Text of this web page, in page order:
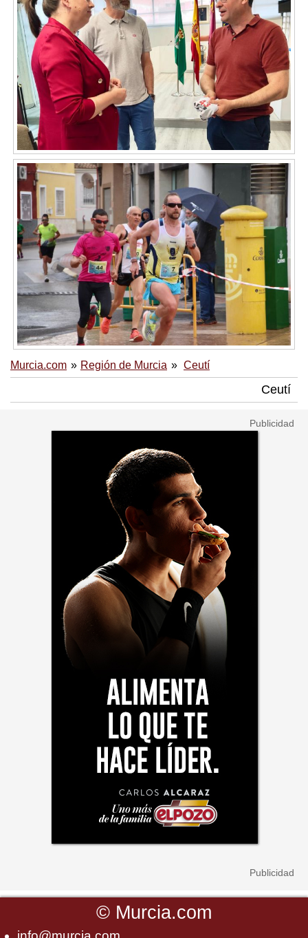
Murcia.com Región de Murcia Ceutí
Ceutí
© Murcia.com